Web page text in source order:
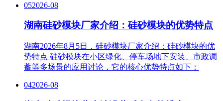
052026-08
湖南硅砂模块厂家介绍：硅砂模块的优势特点
湖南2026年8月5日，硅砂模块厂家介绍：硅砂模块的优
势特点 硅砂模块在小区绿化、停车场地下安装、市政调
蓄等多场景的应用讨论，它的核心优势特点如下：
042026-08